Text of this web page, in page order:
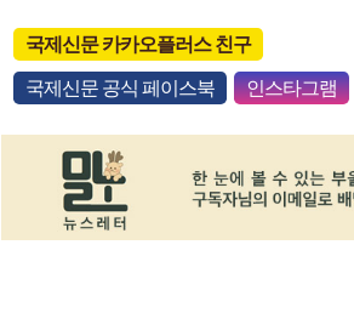
국제신문 카카오플러스 친구
국제신문 공식 페이스북 인스타그램